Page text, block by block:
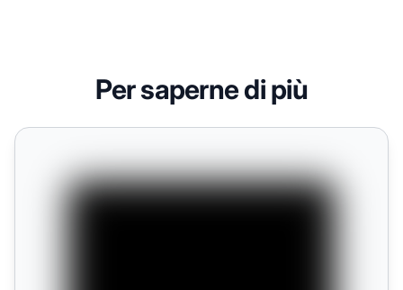
Per saperne di più
5 modi per aumentare la sicurezza del tuo sito affiliato WP